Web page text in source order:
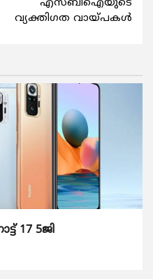
എസ്ബിഐയുടെ
വ്യക്തിഗത വായ്പകള്‍
17 5ജി